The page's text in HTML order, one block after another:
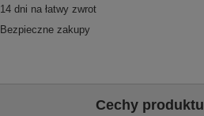
14 dni na łatwy zwrot
Bezpieczne zakupy
Cechy produktu